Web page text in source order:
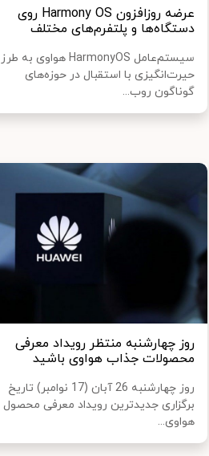
عرضه روزافزون Harmony OS روی
دستگاه‌ها و پلتفرم‌های مختلف
سیستم‌عامل HarmonyOS هواوی به طرز
حیرت‌انگیزی با استقبال در حوزه‌های
گوناگون روب...
روز چهارشنبه منتظر رویداد معرفی
محصولات جذاب هواوی باشید
روز چهارشنبه 26 آبان (17 نوامبر) تاریخ
برگزاری جدیدترین رویداد معرفی محصول
هواوی...